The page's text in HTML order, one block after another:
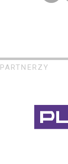
PARTNERZY